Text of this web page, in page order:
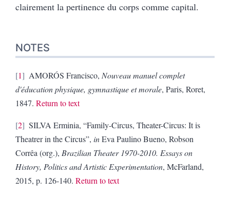
clairement la pertinence du corps comme capital.
NOTES
1 AMORÓS Francisco, Nouveau manuel complet
d'éducation physique, gymnastique et morale, Paris, Roret,
1847. Return to text
2
SILVA Erminia, “Family-Circus, Theater-Circus: It is
Theatrer in the Circus”, inEva Paulino Bueno, Robson
Corrêa (org.), Brazilian Theater 1970-2010. Essays on
History, Politics and Artistic Experimentation, McFarland,
2015, p. 126-140. Return to text